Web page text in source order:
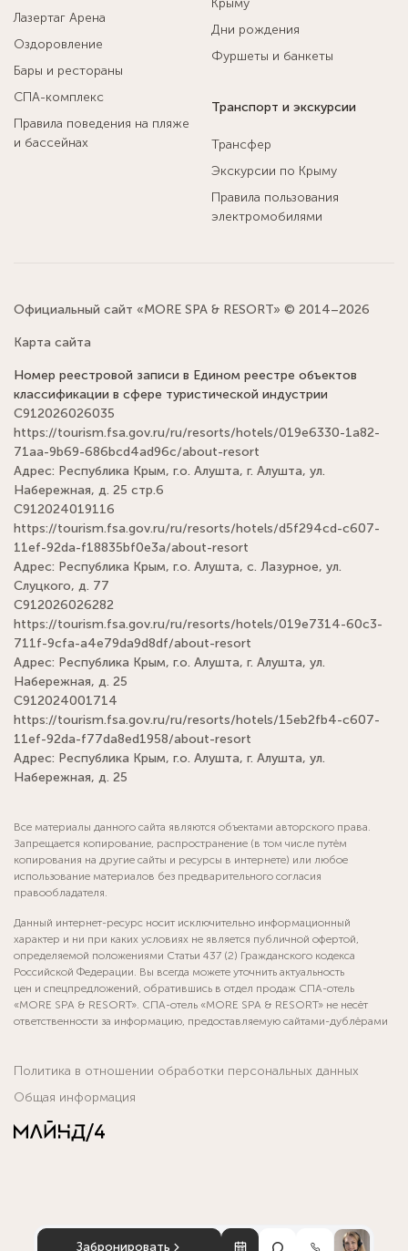
Лазертаг Арена
Оздоровление
Бары и рестораны
СПА-комплекс
Правила поведения на пляже
и бассейнах
Крыму
Дни рождения
Фуршеты и банкеты
Транспорт и экскурсии
Трансфер
Экскурсии по Крыму
Правила пользования
электромобилями
Официальный сайт «MORE SPA & RESORT» © 2014–2026
Карта сайта
Номер реестровой записи в Едином реестре объектов
классификации в сфере туристической индустрии
С912026026035
https://tourism.fsa.gov.ru/ru/resorts/hotels/019e6330-1a82-
71aa-9b69-686bcd4ad96c/about-resort
Адрес: Республика Крым, г.о. Алушта, г. Алушта, ул.
Набережная, д. 25 стр.6
С912024019116
https://tourism.fsa.gov.ru/ru/resorts/hotels/d5f294cd-c607-
11ef-92da-f18835bf0e3a/about-resort
Адрес: Республика Крым, г.о. Алушта, с. Лазурное, ул.
Слуцкого, д. 77
С912026026282
https://tourism.fsa.gov.ru/ru/resorts/hotels/019e7314-60c3-
711f-9cfa-a4e79da9d8df/about-resort
Адрес: Республика Крым, г.о. Алушта, г. Алушта, ул.
Набережная, д. 25
С912024001714
https://tourism.fsa.gov.ru/ru/resorts/hotels/15eb2fb4-c607-
11ef-92da-f77da8ed1958/about-resort
Адрес: Республика Крым, г.о. Алушта, г. Алушта, ул.
Набережная, д. 25
Все материалы данного сайта являются объектами авторского права.
Запрещается копирование, распространение (в том числе путём
копирования на другие сайты и ресурсы в интернете) или любое
использование материалов без предварительного согласия
правообладателя.
Данный интернет-ресурс носит исключительно информационный
характер и ни при каких условиях не является публичной офертой,
определяемой положениями Статьи 437 (2) Гражданского кодекса
Российской Федерации. Вы всегда можете уточнить актуальность
цен и спецпредложений, обратившись в отдел продаж СПА-отель
«MORE SPA & RESORT». СПА-отель «MORE SPA & RESORT» не несёт
ответственности за информацию, предоставляемую сайтами-дублёрами
Политика в отношении обработки персональных данных
Общая информация
Забронировать